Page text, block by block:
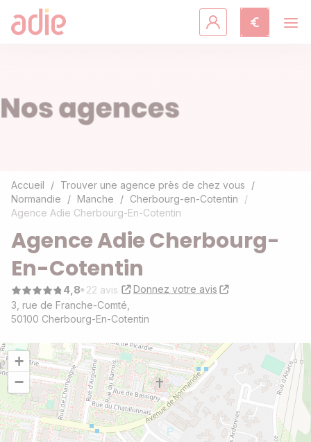
Accompagnement
Agir avec l'Adie
Découvrir l'Adie
Accueil
Trouver une agence près de chez vous
Normandie
Manche
Cherbourg-en-Cotentin
Agence Adie Cherbourg-En-Cotentin
Agence Adie Cherbourg-
En-Cotentin
4,8 22 avis
Donnez votre avis
3, rue de Franche-Comté,
50100 Cherbourg-En-Cotentin
+
−